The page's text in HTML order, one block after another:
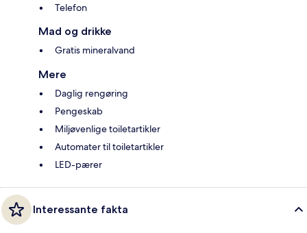
Telefon
Mad og drikke
Gratis mineralvand
Mere
Daglig rengøring
Pengeskab
Miljøvenlige toiletartikler
Automater til toiletartikler
LED-pærer
Interessante fakta